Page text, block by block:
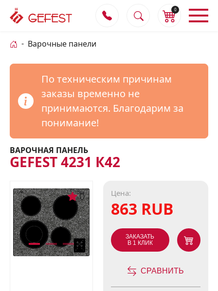
0
Варочные панели
По техническим причинам
заказы временно не
принимаются. Благодарим за
понимание!
ВАРОЧНАЯ ПАНЕЛЬ
GEFEST 4231 К42
0 Цена:
863 RUB
ЗАКАЗАТЬ
В 1 КЛИК
СРАВНИТЬ